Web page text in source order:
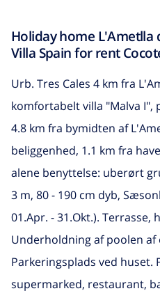
Holiday home L'Ametlla
Villa Spain for rent
Urb. Tres Cales 4 km fra
komfortabelt villa "Malva I",
4.8 km fra bymidten af
beliggenhed, 1.1 km fra
alene benyttelse: uberørt
3 m, 80 - 190 cm dyb,
01.Apr. - 31.Okt.). Terrasse,
Underholdning af poolen
Parkeringsplads ved huset.
supermarked, restaurant,